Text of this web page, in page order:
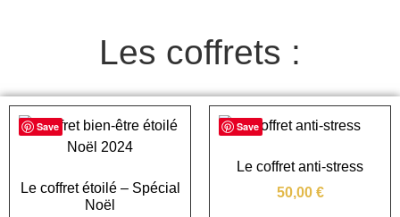
Les coffrets :
Save
Le coffret étoilé – Spécial
Noël
Save
Le coffret anti-stress
50,00 €